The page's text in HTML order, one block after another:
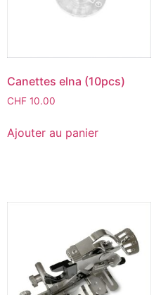
Canettes elna (10pcs)
CHF 10.00
Ajouter au panier